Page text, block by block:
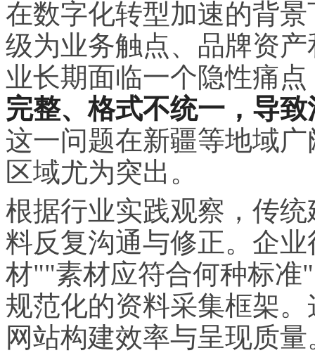
在数字化转型加速的背
级为业务触点、品牌资
业长期面临一个隐性痛点
完整、格式不统一，导
这一问题在新疆等地域
区域尤为突出。
根据行业实践观察，传
料反复沟通与修正。企
材""素材应符合何种标准
规范化的资料采集框架
网站构建效率与呈现质量